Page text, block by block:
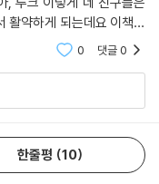
활약하게 되는데요 이책에
르 암호, 수기 신호, 점자
0 댓글0
한줄평 10